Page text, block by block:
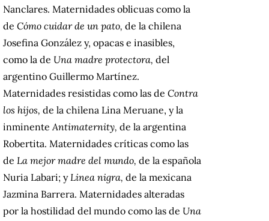
Nanclares. Maternidades oblicuas como la
de Cómo cuidar de un pato, de la chilena
Josefina González y, opacas e inasibles,
como la de Una madre protectora, del
argentino Guillermo Martínez.
Maternidades resistidas como las de Contra
los hijos, de la chilena Lina Meruane, y la
inminenteAntimaternity, de la argentina
Robertita. Maternidades críticas como las
de La mejor madre del mundo, de la española
Nuria Labari; yLinea nigra, de la mexicana
Jazmina Barrera. Maternidades alteradas
por la hostilidad del mundo como las de Una